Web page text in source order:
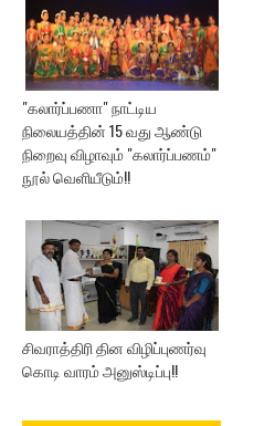
"கலார்ப்பணா" நாட்டிய
நிலையத்தின் 15 வது ஆண்டு
நிறைவு விழாவும் "கலார்ப்பணம்"
நூல் வெளியீடும்!!
சிவராத்திரி தின விழிப்புணர்வு
கொடி வாரம் அனுஸ்டிப்பு!!